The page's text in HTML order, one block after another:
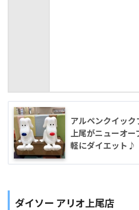
アルペンクイッ
上尾がニューオ
軽にダイエット♪
ダイソー アリオ上尾店